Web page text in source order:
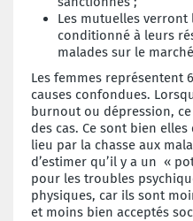
Les mutuelles
conditionné à leurs
malades sur le
Les femmes représentent
causes confondues.
burnout ou dépression, ce
des cas. Ce sont bien
lieu par la chasse aux
d’estimer qu’il y a un «
pour les troubles
physiques, car ils sont
et moins bien acceptés